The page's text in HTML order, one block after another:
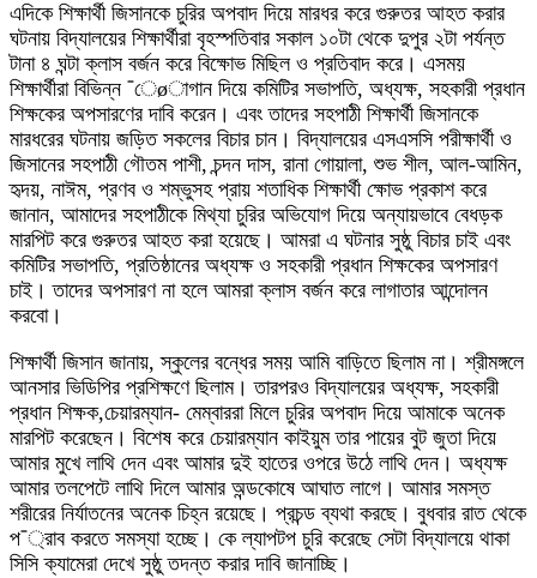
এদিকে শিক্ষার্থী জিসানকে চুরির অপবাদ দিয়ে মারধর করে গুরুতর আহত করার
ঘটনায় বিদ্যালয়ের শিক্ষার্থীরা বৃহস্পতিবার সকাল ১০টা থেকে দুপুর ২টা পর্যন্ত
টানা ৪ ঘন্টা ক্লাস বর্জন করে বিক্ষোভ মিছিল ও প্রতিবাদ করে। এসময়
শিক্ষার্থীরা বিভিন্ন ¯েøাগান দিয়ে কমিটির সভাপতি, অধ্যক্ষ, সহকারী প্রধান
শিক্ষকের অপসারণের দাবি করেন। এবং তাদের সহপাঠী শিক্ষার্থী জিসানকে
মারধরের ঘটনায় জড়িত সকলের বিচার চান। বিদ্যালয়ের এসএসসি পরীক্ষার্থী ও
জিসানের সহপাঠী গৌতম পাশী, চন্দন দাস, রানা গোয়ালা, শুভ শীল, আল-আমিন,
হৃদয়, নাঈম, প্রণব ও শম্ভুসহ প্রায় শতাধিক শিক্ষার্থী ক্ষোভ প্রকাশ করে
জানান, আমাদের সহপাঠীকে মিথ্যা চুরির অভিযোগ দিয়ে অন্যায়ভাবে বেধড়ক
মারপিট করে গুরুতর আহত করা হয়েছে। আমরা এ ঘটনার সুষ্ঠু বিচার চাই এবং
কমিটির সভাপতি, প্রতিষ্ঠানের অধ্যক্ষ ও সহকারী প্রধান শিক্ষকের অপসারণ
চাই। তাদের অপসারণ না হলে আমরা ক্লাস বর্জন করে লাগাতার আন্দোলন
করবো।
শিক্ষার্থী জিসান জানায়, স্কুলের বন্ধের সময় আমি বাড়িতে ছিলাম না। শ্রীমঙ্গলে
আনসার ভিডিপির প্রশিক্ষণে ছিলাম। তারপরও বিদ্যালয়ের অধ্যক্ষ, সহকারী
প্রধান শিক্ষক,চেয়ারম্যান- মেম্বাররা মিলে চুরির অপবাদ দিয়ে আমাকে অনেক
মারপিট করেছেন। বিশেষ করে চেয়ারম্যান কাইয়ুম তার পায়ের বুট জুতা দিয়ে
আমার মুখে লাথি দেন এবং আমার দুই হাতের ওপরে উঠে লাথি দেন। অধ্যক্ষ
আমার তলপেটে লাথি দিলে আমার অন্ডকোষে আঘাত লাগে। আমার সমস্ত
শরীরের নির্যাতনের অনেক চিহ্ন রয়েছে। প্রচন্ড ব্যথা করছে। বুধবার রাত থেকে
প¯্রাব করতে সমস্যা হচ্ছে। কে ল্যাপটপ চুরি করেছে সেটা বিদ্যালয়ে থাকা
সিসি ক্যামেরা দেখে সুষ্ঠু তদন্ত করার দাবি জানাচ্ছি।